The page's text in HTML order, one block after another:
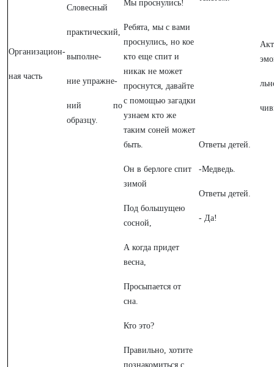
Организацион-
ная часть
Словесный
практический,
выполне-
ние упражне-
ний по
образцу.
Мы проснулись!
Ребята, мы с вами
проснулись, но кое
кто еще спит и
никак не может
проснутся, давайте
с помощью загадки
узнаем кто же
таким соней может
быть.
Он в берлоге спит
зимой
Под большущею
сосной,
А когда придет
весна,
Просыпается от
сна.
Кто это?
Правильно, хотите
познакомиться с
Ответы детей.
-Медведь.
Ответы детей.
- Да!